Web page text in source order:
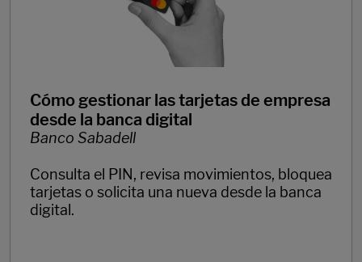
Cómo gestionar las tarjetas de empresa
desde la banca digital
Banco Sabadell
Consulta el PIN, revisa movimientos, bloquea
tarjetas o solicita una nueva desde la banca
digital.